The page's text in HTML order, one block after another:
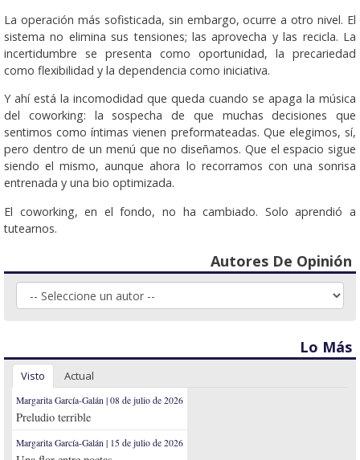
La operación más sofisticada, sin embargo, ocurre a otro nivel. El
sistema no elimina sus tensiones; las aprovecha y las recicla. La
incertidumbre se presenta como oportunidad, la precariedad
como flexibilidad y la dependencia como iniciativa.
Y ahí está la incomodidad que queda cuando se apaga la música
del coworking: la sospecha de que muchas decisiones que
sentimos como íntimas vienen preformateadas. Que elegimos, sí,
pero dentro de un menú que no diseñamos. Que el espacio sigue
siendo el mismo, aunque ahora lo recorramos con una sonrisa
entrenada y una bio optimizada.
El coworking, en el fondo, no ha cambiado. Solo aprendió a
tutearnos.
Autores De Opinión
Lo Más
Visto Actual
Margarita García-Galán | 08 de julio de 2026
Preludio terrible
Margarita García-Galán | 15 de julio de 2026